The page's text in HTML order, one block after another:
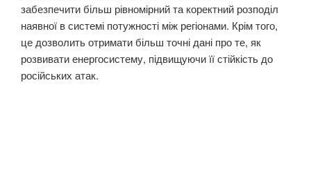
забезпечити більш рівномірний та коректний розподіл
наявної в системі потужності між регіонами. Крім того,
це дозволить отримати більш точні дані про те, як
розвивати енергосистему, підвищуючи її стійкість до
російських атак.